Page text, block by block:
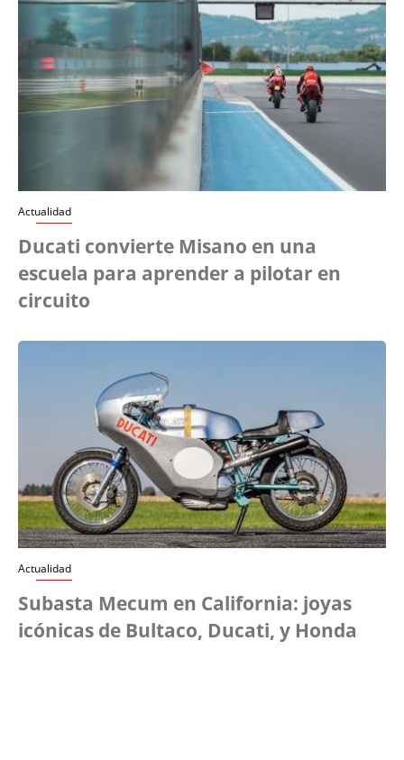
Actualidad
Ducati convierte Misano en una
escuela para aprender a pilotar en
circuito
Actualidad
Subasta Mecum en California: joyas
icónicas de Bultaco, Ducati, y Honda